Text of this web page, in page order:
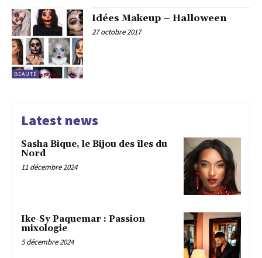
BEAUTÉ
Idées Makeup – Halloween
27 octobre 2017
Latest news
Sasha Bique, le Bijou des îles du
Nord
11 décembre 2024
Ike-Sy Paquemar : Passion
mixologie
5 décembre 2024